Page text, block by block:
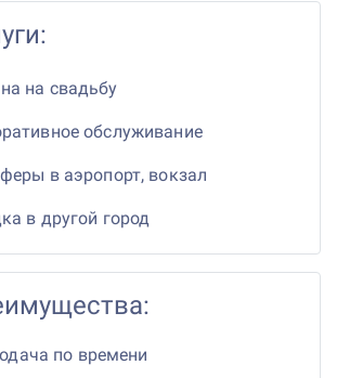
на свадьбу
обслуживание
в аэропорт, вокзал
в другой город
по времени